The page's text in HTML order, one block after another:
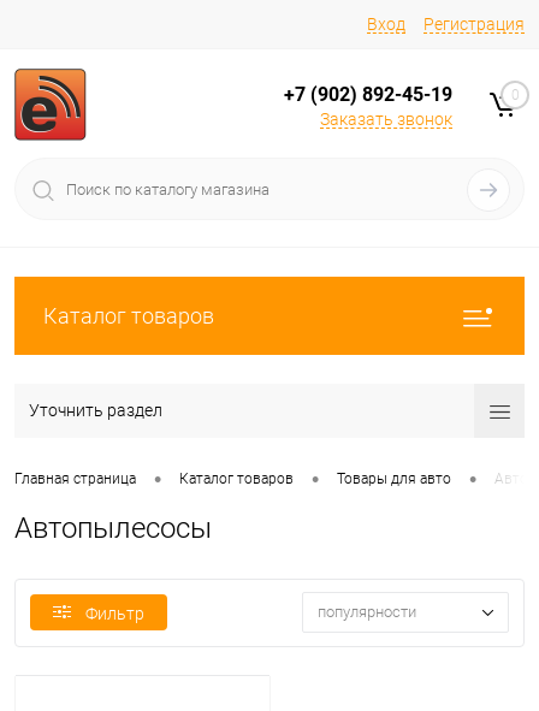
Вход Регистрация
+7 (902) 892-45-19
Заказать звонок
0
Каталог товаров
Уточнить раздел
Главная страница • Каталог товаров • Товары для авто •
Автопылесосы
Фильтр популярности